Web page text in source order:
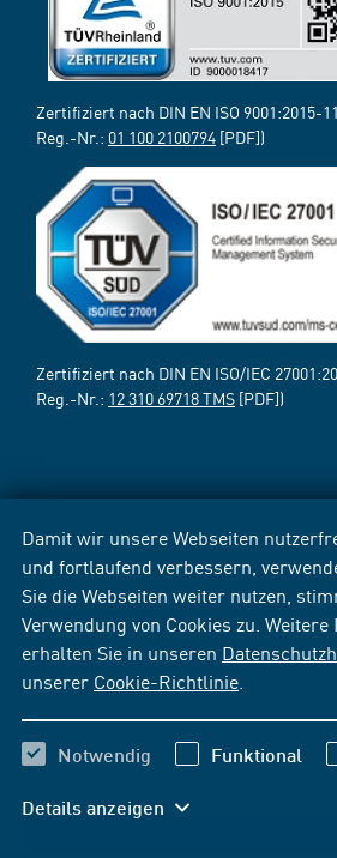
Damit wir unsere Webseiten
und fortlaufend verbessern,
Sie die Webseiten weiter nutzen,
Verwendung von Cookies zu.
erhalten Sie in unseren
unserer Cookie-Richtlinie
Notwendig Funktional
Details anzeigen
Zertifiziert nach DIN EN ISO 9001:2015-
Reg.-Nr.: 01 100 2100794 [PDF])
Zertifiziert nach DIN EN ISO/IEC
Reg.-Nr.: 12 310 69718 TMS [PDF])